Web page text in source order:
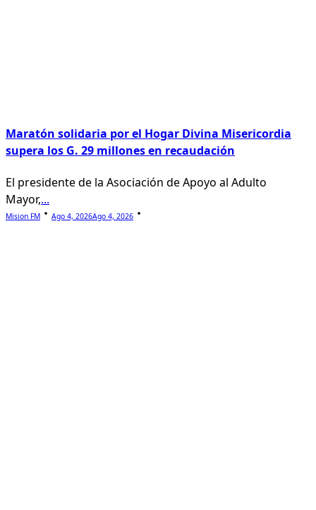
Maratón solidaria por el Hogar Divina Misericordia
supera los G. 29 millones en recaudación
El presidente de la Asociación de Apoyo al Adulto
Mayor,...
Mision FM Ago 4, 2026Ago 4, 2026